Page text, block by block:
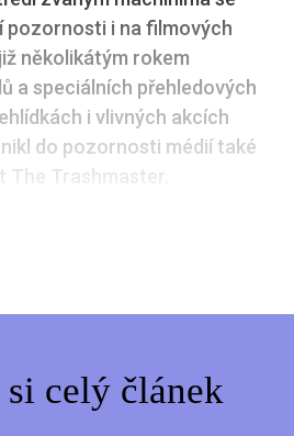
pozornosti i na filmových
několikátým rokem
a speciálních přehledových
i vlivných akcích
do pozornosti médií také
The Trashmaster.
si celý článek